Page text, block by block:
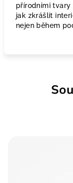
přírodními tvary
jak zkrášlit
nejen během